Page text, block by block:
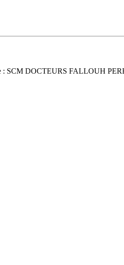
: SCM DOCTEURS FALLOUH